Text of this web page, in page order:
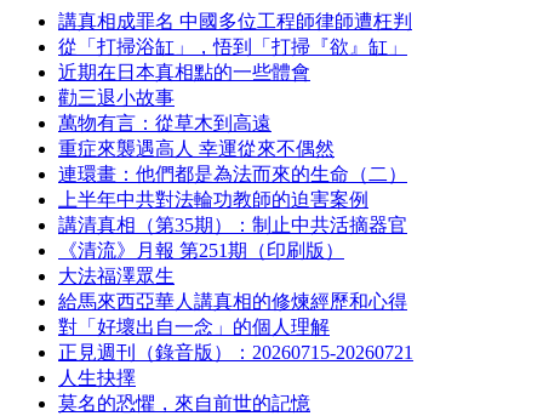
講真相成罪名 中國多位工程師律師遭枉判
從「打掃浴缸」，悟到「打掃『欲』缸」
近期在日本真相點的一些體會
勸三退小故事
萬物有言：從草木到高遠
重症來襲遇高人 幸運從來不偶然
連環畫：他們都是為法而來的生命（二）
上半年中共對法輪功教師的迫害案例
講清真相（第35期）：制止中共活摘器官
《清流》月報 第251期（印刷版）
大法福澤眾生
給馬來西亞華人講真相的修煉經歷和心得
對「好壞出自一念」的個人理解
正見週刊（錄音版）：20260715-20260721
人生抉擇
莫名的恐懼，來自前世的記憶